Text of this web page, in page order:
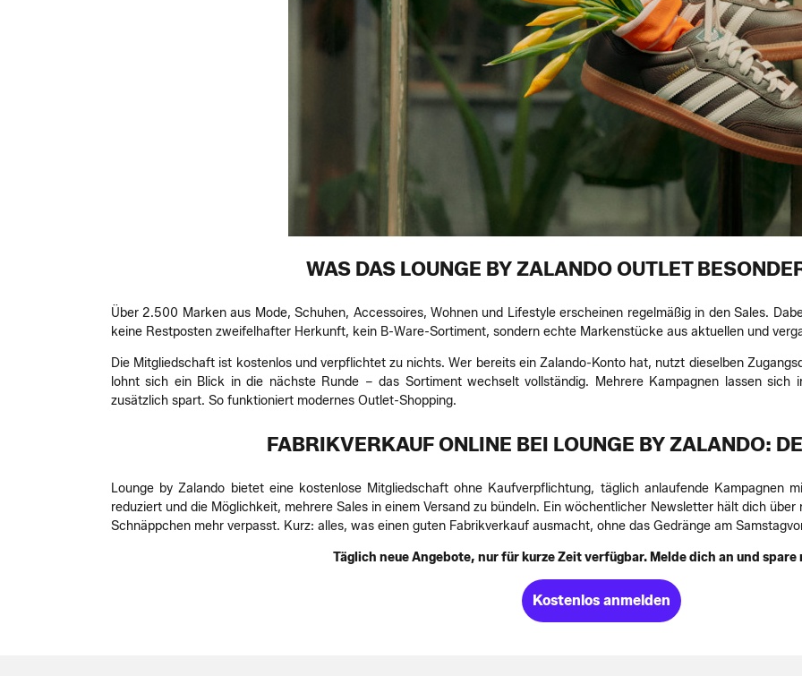
WAS DAS LOUNGE BY ZALANDO OUTLET
Über 2.500 Marken aus Mode, Schuhen, Accessoires, Wohnen und Lifestyle erscheinen regelmäßig in den Sales.
keine Restposten zweifelhafter Herkunft, kein B-Ware-Sortiment, sondern echte Markenstücke aus aktuellen und
Die Mitgliedschaft ist kostenlos und verpflichtet zu nichts. Wer bereits ein Zalando-Konto hat, nutzt dieselben
lohnt sich ein Blick in die nächste Runde – das Sortiment wechselt vollständig. Mehrere Kampagnen lassen sich
zusätzlich spart. So funktioniert modernes Outlet-Shopping.
FABRIKVERKAUF ONLINE BEI LOUNGE BY ZALANDO:
Lounge by Zalando bietet eine kostenlose Mitgliedschaft ohne Kaufverpflichtung, täglich anlaufende Kampagnen
reduziert und die Möglichkeit, mehrere Sales in einem Versand zu bündeln. Ein wöchentlicher Newsletter hält dich
Schnäppchen mehr verpasst. Kurz: alles, was einen guten Fabrikverkauf ausmacht, ohne das Gedränge am
Täglich neue Angebote, nur für kurze Zeit verfügbar. Melde dich an und spare
Kostenlos anmelden